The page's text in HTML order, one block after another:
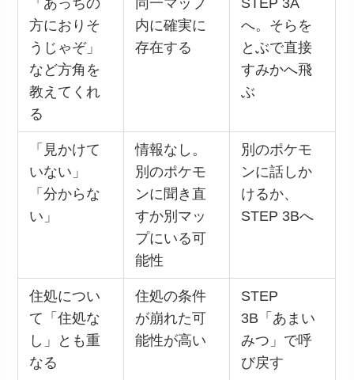
「あっちの
方におりそ
うじゃぞ」
など方角を
教えてくれ
る
同一マップ
内に確実に
存在する
STEP 3A
へ。そらを
とぶで直接
すみかへ飛
ぶ
「見かけて
いない」
「分からな
い」
情報なし。
別のポケモ
ンに聞き直
すか別マッ
プにいる可
能性
別のポケモ
ンに話しか
けるか、
STEP 3Bへ
住処につい
て「住処な
し」とも重
なる
住処の条件
が崩れた可
能性が高い
STEP
3B「あまい
みつ」で呼
び戻す